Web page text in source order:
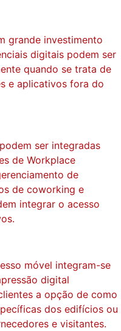
grande investimento
digitais podem ser
quando se trata de
e aplicativos fora do
ser integradas
de Workplace
de
de coworking e
integrar o acesso
móvel integram-se
digital
a opção de como
dos edifícios ou
e visitantes.